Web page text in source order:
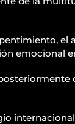
el
emocional